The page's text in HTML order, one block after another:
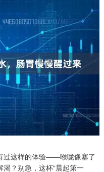
过这样的体验——喉咙像塞了
？别急，这杯“晨起第一